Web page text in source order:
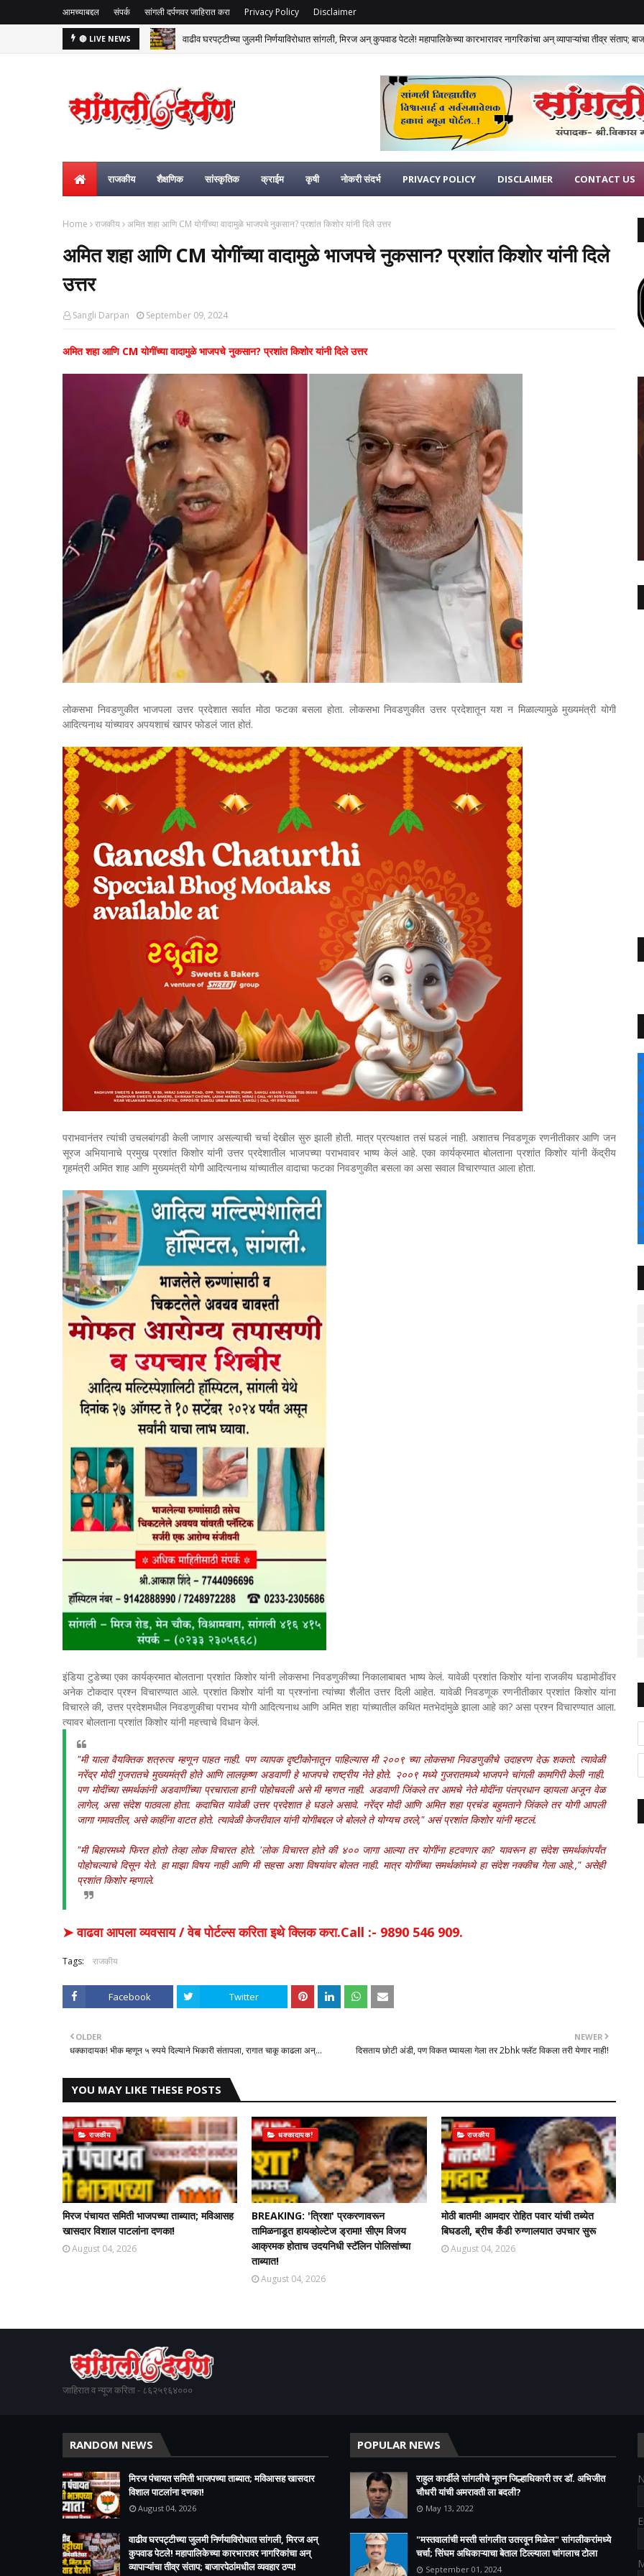
आमच्याबद्दल संपर्क सांगली दर्पणवर जाहिरात करा Privacy Policy Disclaimer
🔴 LIVE NEWS वाढीव घरपट्टीच्या जुलमी निर्णयाविरोधात सांगली, मिरज अन् कुपवाड पेटले! महापालिकेच्या कारभारावर नागरिकांचा अन् व्यापाऱ्यांचा तीव्र संताप;
राजकीय शैक्षणिक सांस्कृतिक क्राईम कृषी नोकरी संदर्भ PRIVACY POLICY DISCLAIMER CONTACT US
Home राजकीय अमित शहा आणि CM योगींच्या वादामुळे भाजपचे नुकसान? प्रशांत किशोर यांनी दिले उत्तर
अमित शहा आणि CM योगींच्या वादामुळे भाजपचे नुकसान? प्रशांत किशोर यांनी दिले
उत्तर
Sangli Darpan September 09, 2024
अमित शहा आणि CM योगींच्या वादामुळे भाजपचे नुकसान? प्रशांत किशोर यांनी दिले उत्तर
लोकसभा निवडणुकीत भाजपला उत्तर प्रदेशात सर्वात मोठा फटका बसला होता. लोकसभा निवडणुकीत उत्तर प्रदेशातून यश न मिळाल्यामुळे मुख्यमंत्री योगी
आदित्यनाथ यांच्यावर अपयशाचं खापर फोडलं जात होतं.
पराभवानंतर त्यांची उचलबांगडी केली जाणार असल्याची चर्चा देखील सुरु झाली होती. मात्र प्रत्यक्षात तसं घडलं नाही. अशातच निवडणूक रणनीतीकार आणि जन
सूरज अभियानाचे प्रमुख प्रशांत किशोर यांनी उत्तर प्रदेशातील भाजपच्या पराभवावर भाष्य केलं आहे. एका कार्यक्रमात बोलताना प्रशांत किशोर यांनी केंद्रीय
गृहमंत्री अमित शाह आणि मुख्यमंत्री योगी आदित्यनाथ यांच्यातील वादाचा फटका निवडणुकीत बसला का असा सवाल विचारण्यात आला होता.
इंडिया टुडेच्या एका कार्यक्रमात बोलताना प्रशांत किशोर यांनी लोकसभा निवडणुकीच्या निकालाबाबत भाष्य केलं. यावेळी प्रशांत किशोर यांना राजकीय घडामोडींवर
अनेक टोकदार प्रश्न विचारण्यात आले. प्रशांत किशोर यांनी या प्रश्नांना त्यांच्या शैलीत उत्तर दिली आहेत. यावेळी निवडणूक रणनीतीकार प्रशांत किशोर यांना
विचारले की, उत्तर प्रदेशमधील निवडणुकीचा पराभव योगी आदित्यनाथ आणि अमित शहा यांच्यातील कथित मतभेदांमुळे झाला आहे का? असा प्रश्न विचारण्यात आला.
त्यावर बोलताना प्रशांत किशोर यांनी महत्त्वाचे विधान केलं.
"मी याला वैयक्तिक शत्रुत्व म्हणून पाहत नाही. पण व्यापक दृष्टीकोनातून पाहिल्यास मी २००९ च्या लोकसभा निवडणुकीचे उदाहरण देऊ शकतो. त्यावेळी
नरेंद्र मोदी गुजरातचे मुख्यमंत्री होते आणि लालकृष्ण अडवाणी हे भाजपचे राष्ट्रीय नेते होते. २००९ मध्ये गुजरातमध्ये भाजपने चांगली कामगिरी केली नाही.
पण मोदींच्या समर्थकांनी अडवाणींच्या प्रचाराला हानी पोहोचवली असे मी म्हणत नाही. अडवाणी जिंकले तर आमचे नेते मोदींना पंतप्रधान व्हायला अजून वेळ
लागेल, असा संदेश पाठवला होता. कदाचित यावेळी उत्तर प्रदेशात हे घडले असावे. नरेंद्र मोदी आणि अमित शहा प्रचंड बहुमताने जिंकले तर योगी आपली
जागा गमावतील, असे काहींना वाटत होते. त्यावेळी केजरीवाल यांनी योगीबद्दल जे बोलले ते योग्यच ठरले," असं प्रशांत किशोर यांनी म्हटलं.
"मी बिहारमध्ये फिरत होतो तेव्हा लोक विचारत होते. 'लोक विचारत होते की ४०० जागा आल्या तर योगींना हटवणार का? यावरून हा संदेश समर्थकांपर्यंत
पोहोचल्याचे दिसून येते. हा माझा विषय नाही आणि मी सहसा अशा विषयांवर बोलत नाही. मात्र योगींच्या समर्थकांमध्ये हा संदेश नक्कीच गेला आहे.," असेही
प्रशांत किशोर म्हणाले.
➤ वाढवा आपला व्यवसाय / वेब पोर्टल्स करिता इथे क्लिक करा.Call :- 9890 546 909.
Tags: राजकीय
Facebook Twitter
NEWER
दिसताय छोटी अंडी, पण विकत घ्यायला गेला तर 2bhk फ्लॅट विकला तरी येणार नाही!
OLDER
धक्कादायक! भीक म्हणून ५ रुपये दिल्याने भिकारी संतापला, रागात चाकू काढला अन्...
YOU MAY LIKE THESE POSTS
राजकीय
मिरज पंचायत समिती भाजपच्या ताब्यात; मविआसह
खासदार विशाल पाटलांना दणका!
August 04, 2026
धक्कादायक!
BREAKING: 'त्रिशा' प्रकरणावरून
तामिळनाडूत हायव्होल्टेज ड्रामा! सीएम विजय
आक्रमक होताच उदयनिधी स्टॅलिन पोलिसांच्या
ताब्यात!
August 04, 2026
राजकीय
मोठी बातमी! आमदार रोहित पवार यांची तब्येत
बिघडली, ब्रीच कँडी रुग्णालयात उपचार सुरू
August 04, 2026
+
°
C
+
+
जाहिरात व न्यूज करिता - ८६२५९६४०००
RANDOM NEWS
मिरज पंचायत समिती भाजपच्या ताब्यात; मविआसह खासदार
विशाल पाटलांना दणका!
August 04, 2026
वाढीव घरपट्टीच्या जुलमी निर्णयाविरोधात सांगली, मिरज अन्
कुपवाड पेटले! महापालिकेच्या कारभारावर नागरिकांचा अन्
व्यापाऱ्यांचा तीव्र संताप; बाजारपेठांमधील व्यवहार ठप्प!​
POPULAR NEWS
राहुल कार्डीले सांगलीचे नूतन जिल्हाधिकारी तर डॉ. अभिजीत
चौधरी यांची अमरावती ला बदली?
May 13, 2022
"मस्तवालांची मस्ती सांगलीत उतरवून मिळेल" सांगलीकरांमध्ये
चर्चा; सिंघम अधिकाऱ्याचा बेताल टिल्ल्याला चांगलाच टोला
September 01, 2024